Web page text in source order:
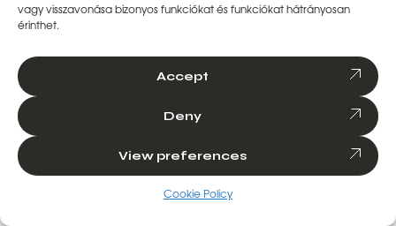
vagy visszavonása bizonyos funkciókat és funkciókat hátrányosan
érinthet.
Accept
Deny
View preferences
Cookie Policy
187 Armistice Avenue, Chelmsford,
Revind Digital ©2026